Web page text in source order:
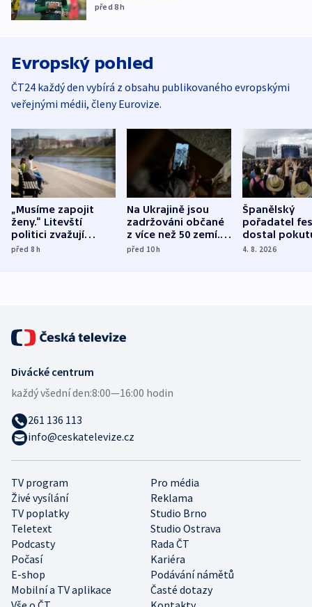
před 8h
Evropský pohled
ČT24 každý den vybírá z obsahu publikovaného evropskými
veřejnými médii, členy Eurovize.
„Musíme zapojit
ženy.“ Litevští
politici zvažují
dohodu o
před 8h
Na Ukrajině jsou
zadržováni občané
z více než 50 zemí.
Bojovali na straně
před 10h
Španělský
pořadatel
dostal
nekalé
4. 8. 2026
TV program
Pro média
Živé vysílání
Reklama
TV poplatky
Studio Brno
Teletext
Studio Ostrava
Podcasty
Rada ČT
Počasí
Kariéra
E-shop
Podávání námětů
Mobilní a TV aplikace
Časté dotazy
Divácké centrum
každý všední den:8:00—16:00 hodin
261 136 113
info@ceskatelevize.cz